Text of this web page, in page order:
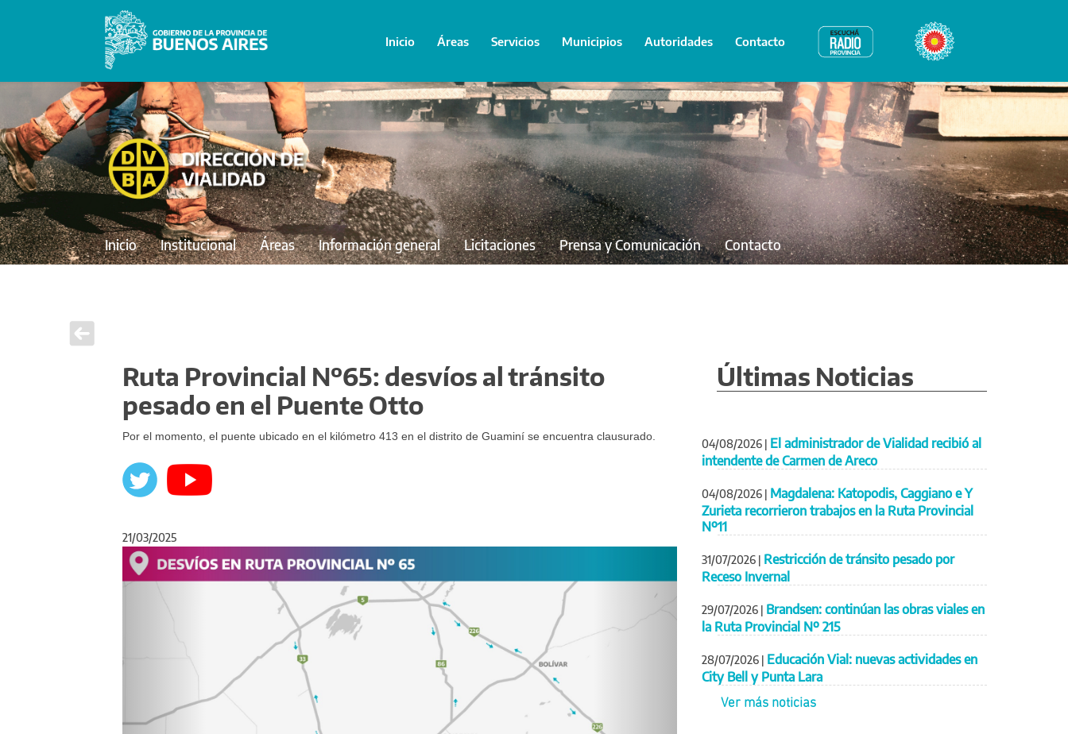
Inicio Áreas Servicios Municipios Autoridades Contacto Radio Provincia Bicentenario
Inicio Institucional Áreas Información general Licitaciones Prensa y Comunicación Contacto
Ruta Provincial Nº65: desvíos al tránsito
pesado en el Puente Otto
Por el momento, el puente ubicado en el kilómetro 413 en el distrito de Guaminí se encuentra clausurado.
21/03/2025
Anterior Siguiente
Últimas Noticias
04/08/2026 | El administrador de Vialidad recibió al
intendente de Carmen de Areco
04/08/2026 | Magdalena: Katopodis, Caggiano e Y
Zurieta recorrieron trabajos en la Ruta Provincial
Nº11
31/07/2026 | Restricción de tránsito pesado por
Receso Invernal
29/07/2026 | Brandsen: continúan las obras viales en
la Ruta Provincial Nº 215
28/07/2026 | Educación Vial: nuevas actividades en
City Bell y Punta Lara
Ver más noticias